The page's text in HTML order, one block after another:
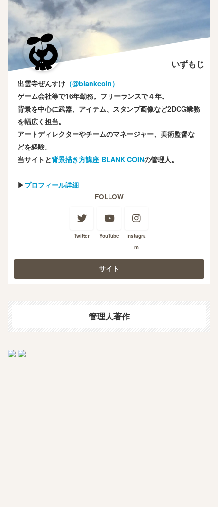
いずもじ
出雲寺ぜんすけ （‎@blankcoin）
ゲーム会社等で16年勤務。フリーランスで４年。
背景を中心に武器、アイテム、スタンプ画像など2DCG業務
を幅広く担当。
アートディレクターやチームのマネージャー、美術監督な
どを経験。
当サイトと背景描き方講座 BLANK COINの管理人。
▶プロフィール詳細
FOLLOW
Twitter YouTube
instagra
m
管理人著作